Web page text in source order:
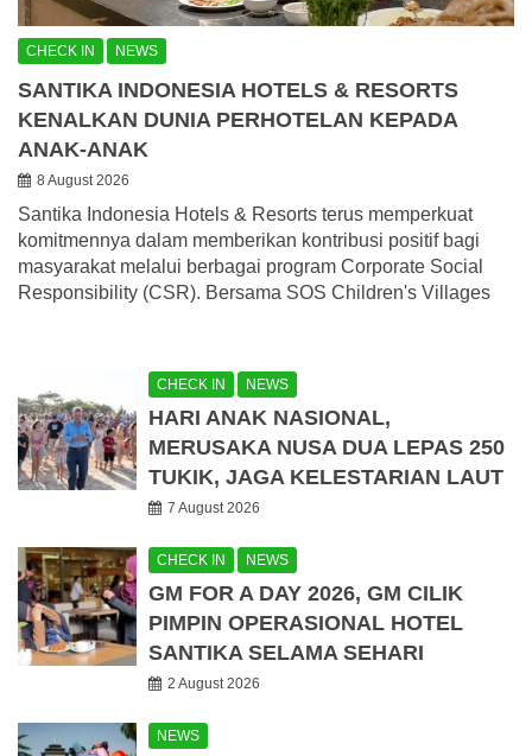
CHECK IN NEWS
SANTIKA INDONESIA HOTELS & RESORTS
KENALKAN DUNIA PERHOTELAN KEPADA
ANAK-ANAK
8 August 2026
Santika Indonesia Hotels & Resorts terus memperkuat
komitmennya dalam memberikan kontribusi positif bagi
masyarakat melalui berbagai program Corporate Social
Responsibility (CSR). Bersama SOS Children's Villages
CHECK IN NEWS
HARI ANAK NASIONAL,
MERUSAKA NUSA DUA LEPAS 250
TUKIK, JAGA KELESTARIAN LAUT
7 August 2026
CHECK IN NEWS
GM FOR A DAY 2026, GM CILIK
PIMPIN OPERASIONAL HOTEL
SANTIKA SELAMA SEHARI
2 August 2026
NEWS